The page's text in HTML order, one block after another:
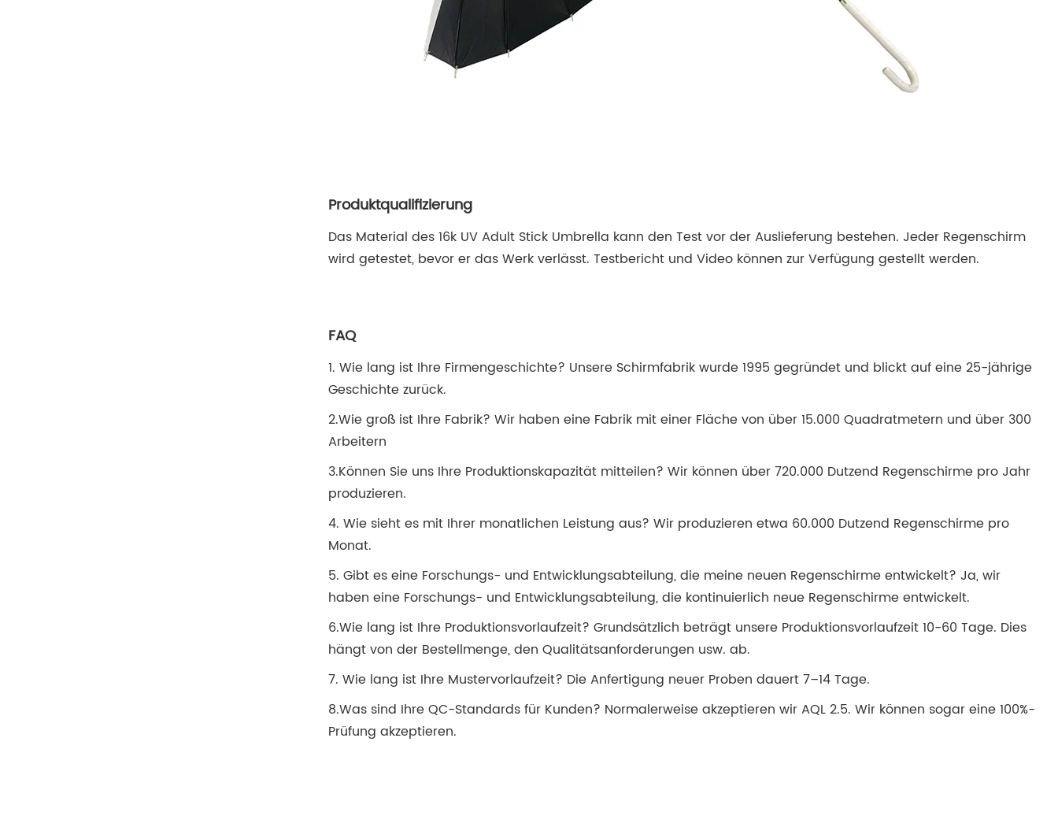
Produktqualifizierung
Das Material des 16k UV Adult Stick Umbrella kann den Test vor der Auslieferung bestehen. Jeder Regenschirm
wird getestet, bevor er das Werk verlässt. Testbericht und Video können zur Verfügung gestellt werden.
FAQ
1. Wie lang ist Ihre Firmengeschichte? Unsere Schirmfabrik wurde 1995 gegründet und blickt auf eine 25-jährige
Geschichte zurück.
2.Wie groß ist Ihre Fabrik? Wir haben eine Fabrik mit einer Fläche von über 15.000 Quadratmetern und über 300
Arbeitern
3.Können Sie uns Ihre Produktionskapazität mitteilen? Wir können über 720.000 Dutzend Regenschirme pro Jahr
produzieren.
4. Wie sieht es mit Ihrer monatlichen Leistung aus? Wir produzieren etwa 60.000 Dutzend Regenschirme pro
Monat.
5. Gibt es eine Forschungs- und Entwicklungsabteilung, die meine neuen Regenschirme entwickelt? Ja, wir
haben eine Forschungs- und Entwicklungsabteilung, die kontinuierlich neue Regenschirme entwickelt.
6.Wie lang ist Ihre Produktionsvorlaufzeit? Grundsätzlich beträgt unsere Produktionsvorlaufzeit 10-60 Tage. Dies
hängt von der Bestellmenge, den Qualitätsanforderungen usw. ab.
7. Wie lang ist Ihre Mustervorlaufzeit? Die Anfertigung neuer Proben dauert 7–14 Tage.
8.Was sind Ihre QC-Standards für Kunden? Normalerweise akzeptieren wir AQL 2.5. Wir können sogar eine 100%-
Prüfung akzeptieren.